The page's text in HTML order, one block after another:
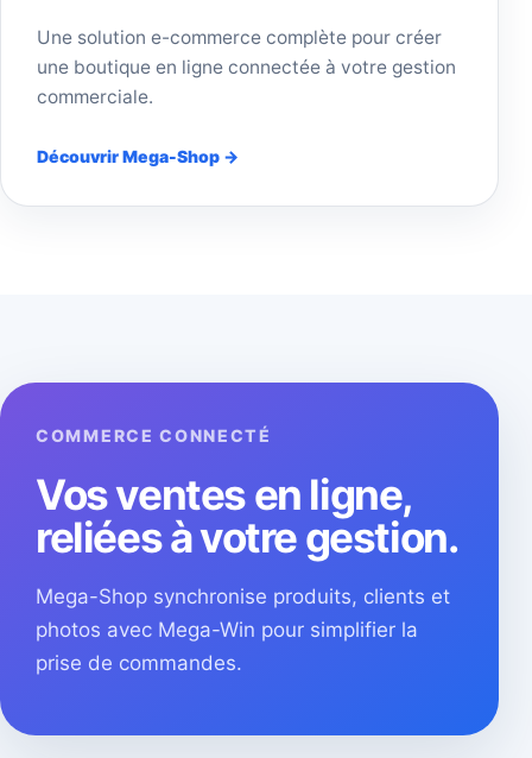
Une solution e-commerce complète pour créer
une boutique en ligne connectée à votre gestion
commerciale.
Découvrir Mega-Shop →
COMMERCE CONNECTÉ
Vos ventes en ligne,
reliées à votre gestion.
Mega-Shop synchronise produits, clients et
photos avec Mega-Win pour simplifier la
prise de commandes.